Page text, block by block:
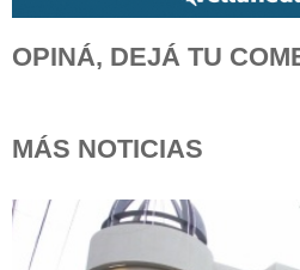
OPINÁ, DEJÁ TU
MÁS NOTICIAS